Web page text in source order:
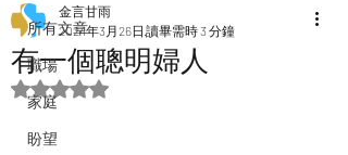
所有文章
職場
家庭
盼望
有一個聰明婦人
金言甘雨
2024年3月26日 讀畢需時 3 分鐘
評等為 NaN（最高為 5 顆星）。